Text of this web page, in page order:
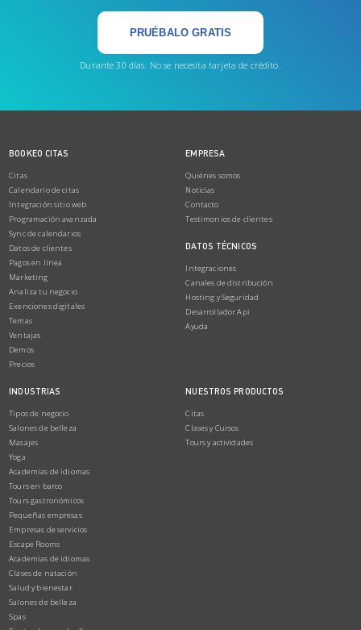
PRUÉBALO GRATIS
Durante 30 días. No se necesita tarjeta de crédito.
BOOKEO CITAS
Citas
Calendario de citas
Integración sitio web
Programación avanzada
Sync de calendarios
Datos de clientes
Pagos en línea
Marketing
Analiza tu negocio
Exenciones digitales
Temas
Ventajas
Demos
Precios
EMPRESA
Quiénes somos
Noticias
Contacto
Testimonios de clientes
DATOS TÉCNICOS
Integraciones
Canales de distribución
Hosting y Seguridad
Desarrollador Api
Ayuda
INDUSTRIAS
Tipos de negocio
Salones de belleza
Masajes
Yoga
Academias de idiomas
Tours en barco
Tours gastronómicos
Pequeñas empresas
Empresas de servicios
Escape Rooms
Academias de idiomas
Clases de natación
Salud y bienestar
Salones de belleza
Spas
NUESTROS PRODUCTOS
Citas
Clases y Cursos
Tours y actividades